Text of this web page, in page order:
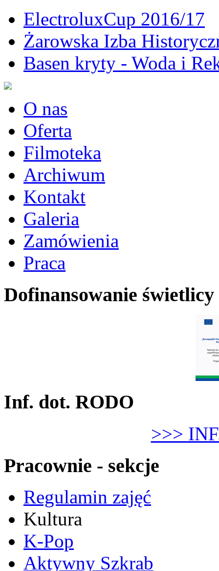
ElectroluxCup 2016/17
Żarowska Izba
Basen kryty - Woda i
O nas
Oferta
Filmoteka
Archiwum
Kontakt
Galeria
Zamówienia
Praca
Dofinansowanie świetlicy
Inf. dot. RODO
>>>
Pracownie - sekcje
Regulamin zajęć
Kultura
K-Pop
Aktywny Szkrab